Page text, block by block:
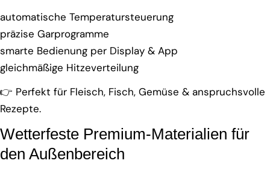
automatische Temperatursteuerung
präzise Garprogramme
smarte Bedienung per Display & App
gleichmäßige Hitzeverteilung
👉 Perfekt für Fleisch, Fisch, Gemüse & anspruchsvolle
Rezepte.
Wetterfeste Premium-Materialien für
den Außenbereich